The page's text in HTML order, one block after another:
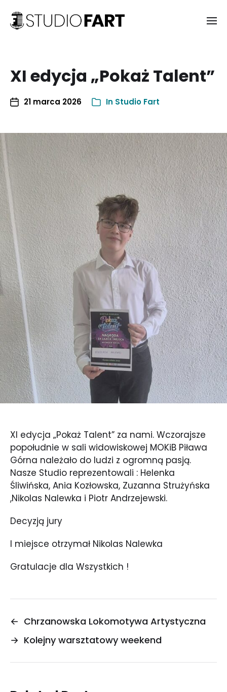
XI edycja „Pokaż Talent”
21 marca 2026 In Studio Fart
XI edycja „Pokaż Talent” za nami. Wczorajsze
popołudnie w sali widowiskowej MOKiB Piława
Górna należało do ludzi z ogromną pasją.
Nasze Studio reprezentowali : Helenka
Śliwińska, Ania Kozłowska, Zuzanna Strużyńska
,Nikolas Nalewka i Piotr Andrzejewski.
Decyzją jury
I miejsce otrzymał Nikolas Nalewka
Gratulacje dla Wszystkich !
← Chrzanowska Lokomotywa Artystyczna
→ Kolejny warsztatowy weekend